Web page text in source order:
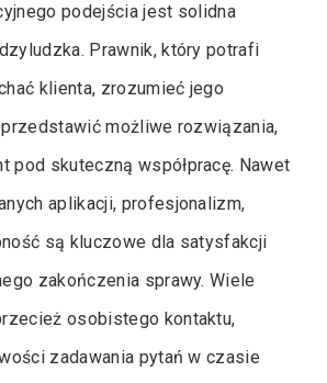
podejścia jest solidna
Prawnik, który potrafi
klienta, zrozumieć jego
możliwe rozwiązania,
pod skuteczną współpracę. Nawet
aplikacji, profesjonalizm,
są kluczowe dla satysfakcji
zakończenia sprawy. Wiele
osobistego kontaktu,
zadawania pytań w czasie